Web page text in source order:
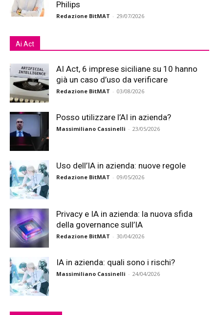
Philips
Redazione BitMAT - 29/07/2026
Ai Act
AI Act, 6 imprese siciliane su 10 hanno
già un caso d’uso da verificare
Redazione BitMAT - 03/08/2026
Posso utilizzare l’AI in azienda?
Massimiliano Cassinelli - 23/05/2026
Uso dell’IA in azienda: nuove regole
Redazione BitMAT - 09/05/2026
Privacy e IA in azienda: la nuova sfida
della governance sull’IA
Redazione BitMAT - 30/04/2026
IA in azienda: quali sono i rischi?
Massimiliano Cassinelli - 24/04/2026